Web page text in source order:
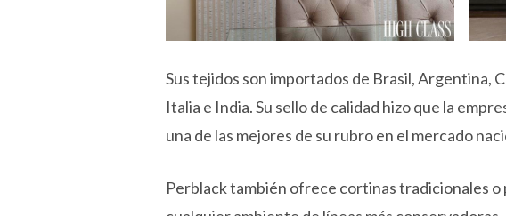
Sus tejidos son importados de Brasil, Argentina,
Italia e India. Su sello de calidad hizo que la
una de las mejores de su rubro en el mercado
Perblack también ofrece cortinas tradicionales